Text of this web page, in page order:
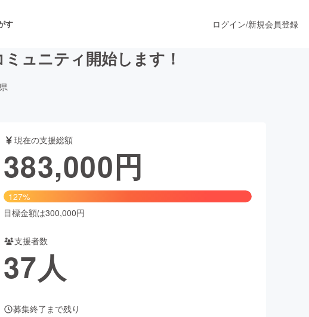
す
マンス
ファッション
ヘルスケア
ログイン/新規会員登録
ュニティ開始します！
現在の支援総額
383,000円
127%
目標金額は300,000円
支援者数
37人
募集終了まで残り